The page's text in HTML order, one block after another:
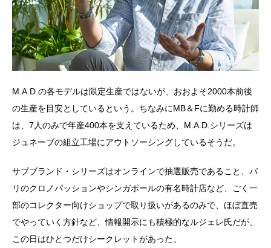
M.A.D.の各モデルは限定生産ではないが、おおよそ2000本前後
の生産を目安としているという。ちなみにMB＆Fに勤める時計師
は、7人のみで年産400本を支えているため、M.A.D.シリーズは
ジュネーブの組立工場にアウトソーシングしているそうだ。
サブブランド・シリーズはオンラインで抽選販売であること、パ
リのクロノパッションやシンガポールの有名時計店など、ごく一
部のコレクター向けショップで取り扱いがあるのみで、ほぼ直売
でやっていく方針など、情報開示にも積極的なルジェレ氏だが、
この日はひとつだけシークレットがあった。